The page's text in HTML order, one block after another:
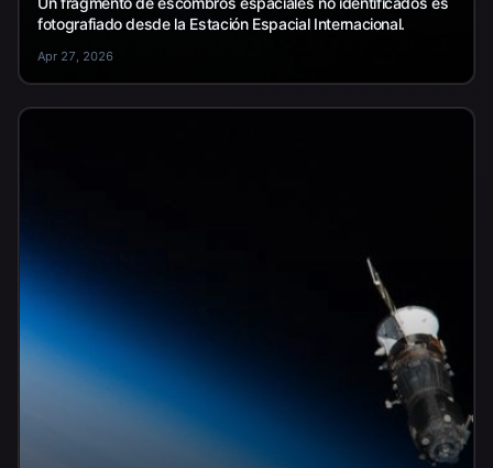
fotografiado desde la Estación Espacial Internacional.
Apr 27, 2026